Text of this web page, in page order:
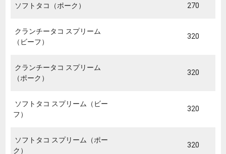
ソフトタコ（ポーク） 270
クランチータコ スプリーム
（ビーフ）
320
クランチータコ スプリーム
（ポーク）
320
ソフトタコ スプリーム（ビー
フ）
320
ソフトタコ スプリーム（ポー
ク）
320